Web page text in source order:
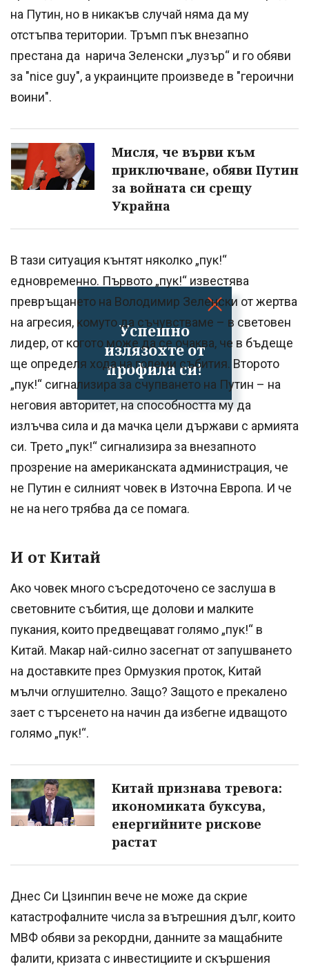
Успешно
излязохте от
профила си!
на Путин, но в никакъв случай няма да му
отстъпва територии. Тръмп пък внезапно
престана да нарича Зеленски „лузър“ и го обяви
за "nice guy", а украинците произведе в "героични
воини".
Мисля, че върви към
приключване, обяви Путин
за войната си срещу
Украйна
В тази ситуация кънтят няколко „пук!“
едновременно. Първото „пук!“ известява
превръщането на Володимир Зеленски от жертва
на агресия, комуто да съчувстваме – в световен
лидер, от когото може да се очаква, че в бъдеще
ще определя хода на големи събития. Второто
„пук!“ сигнализира за счупването на Путин – на
неговия авторитет, на способността му да
излъчва сила и да мачка цели държави с армията
си. Трето „пук!“ сигнализира за внезапното
прозрение на американската администрация, че
не Путин е силният човек в Източна Европа. И че
не на него трябва да се помага.
И от Китай
Ако човек много съсредоточено се заслуша в
световните събития, ще долови и малките
пукания, които предвещават голямо „пук!“ в
Китай. Макар най-силно засегнат от запушването
на доставките през Ормузкия проток, Китай
мълчи оглушително. Защо? Защото е прекалено
зает с търсенето на начин да избегне идващото
голямо „пук!“.
Китай признава тревога:
икономиката буксува,
енергийните рискове
растат
Днес Си Цзинпин вече не може да скрие
катастрофалните числа за вътрешния дълг, които
МВФ обяви за рекордни, данните за мащабните
фалити, кризата с инвестициите и скършения